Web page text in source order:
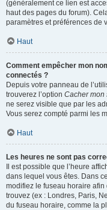
(généralement ce lien est
haut des pages du forum).
paramètres et préférences de
Haut
Comment empêcher mon
connectés ?
Depuis votre panneau de
trouverez l’option Cacher mon
ne serez visible que par les
Vous serez compté parmi les
Haut
Les heures ne sont pas
Il est possible que l’heure
dans lequel vous êtes. Dans
modifiez le fuseau horaire
trouvez (ex : Londres, Paris,
du fuseau horaire, comme la